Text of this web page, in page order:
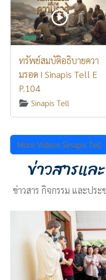
ทรัพย์สมบัติอธิบายควา
มรอด I Sinapis Tell E
P.104
Sinapis Tell
More Videos Sinapis Tell
ข่าวสารแ
ข่าวสาร กิจกรรม และป